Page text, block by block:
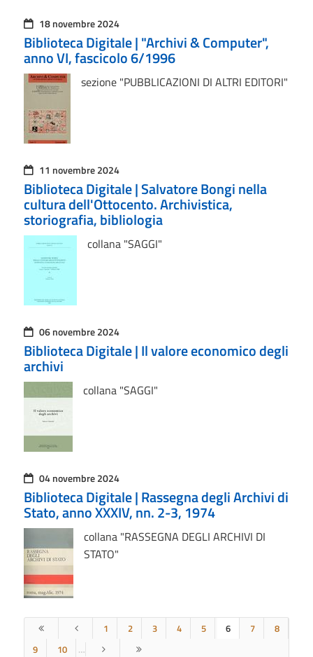
18 novembre 2024
Biblioteca Digitale | "Archivi & Computer",
anno VI, fascicolo 6/1996
sezione "PUBBLICAZIONI DI ALTRI EDITORI"
11 novembre 2024
Biblioteca Digitale | Salvatore Bongi nella
cultura dell'Ottocento. Archivistica,
storiografia, bibliologia
collana "SAGGI"
06 novembre 2024
Biblioteca Digitale | Il valore economico degli
archivi
collana "SAGGI"
04 novembre 2024
Biblioteca Digitale | Rassegna degli Archivi di
Stato, anno XXXIV, nn. 2-3, 1974
collana "RASSEGNA DEGLI ARCHIVI DI
STATO"
1 2 3 4 5 6 7
8
9
10 …